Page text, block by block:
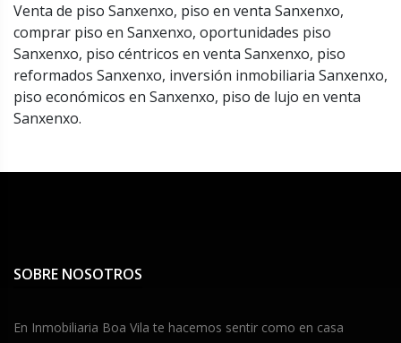
Venta de piso Sanxenxo, piso en venta Sanxenxo,
comprar piso en Sanxenxo, oportunidades piso
Sanxenxo, piso céntricos en venta Sanxenxo, piso
reformados Sanxenxo, inversión inmobiliaria Sanxenxo,
piso económicos en Sanxenxo, piso de lujo en venta
Sanxenxo.
SOBRE NOSOTROS
En Inmobiliaria Boa Vila te hacemos sentir como en casa